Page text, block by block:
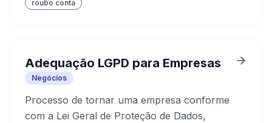
roubo conta
Adequação LGPD para Empresas
Negócios
Processo de tornar uma empresa conforme
com a Lei Geral de Proteção de Dados,